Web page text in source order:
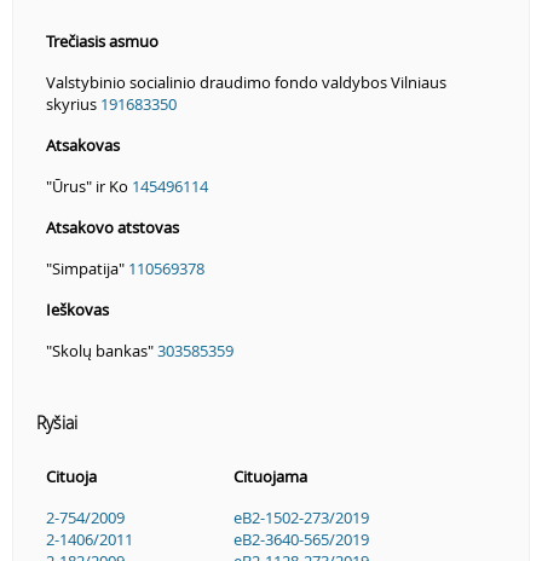
Trečiasis asmuo
Valstybinio socialinio draudimo fondo valdybos Vilniaus
skyrius 191683350
Atsakovas
"Ūrus" ir Ko 145496114
Atsakovo atstovas
"Simpatija" 110569378
Ieškovas
"Skolų bankas"303585359
Ryšiai
Cituoja
Cituojama
2-754/2009
2-1406/2011
eB2-1502-273/2019
eB2-3640-565/2019